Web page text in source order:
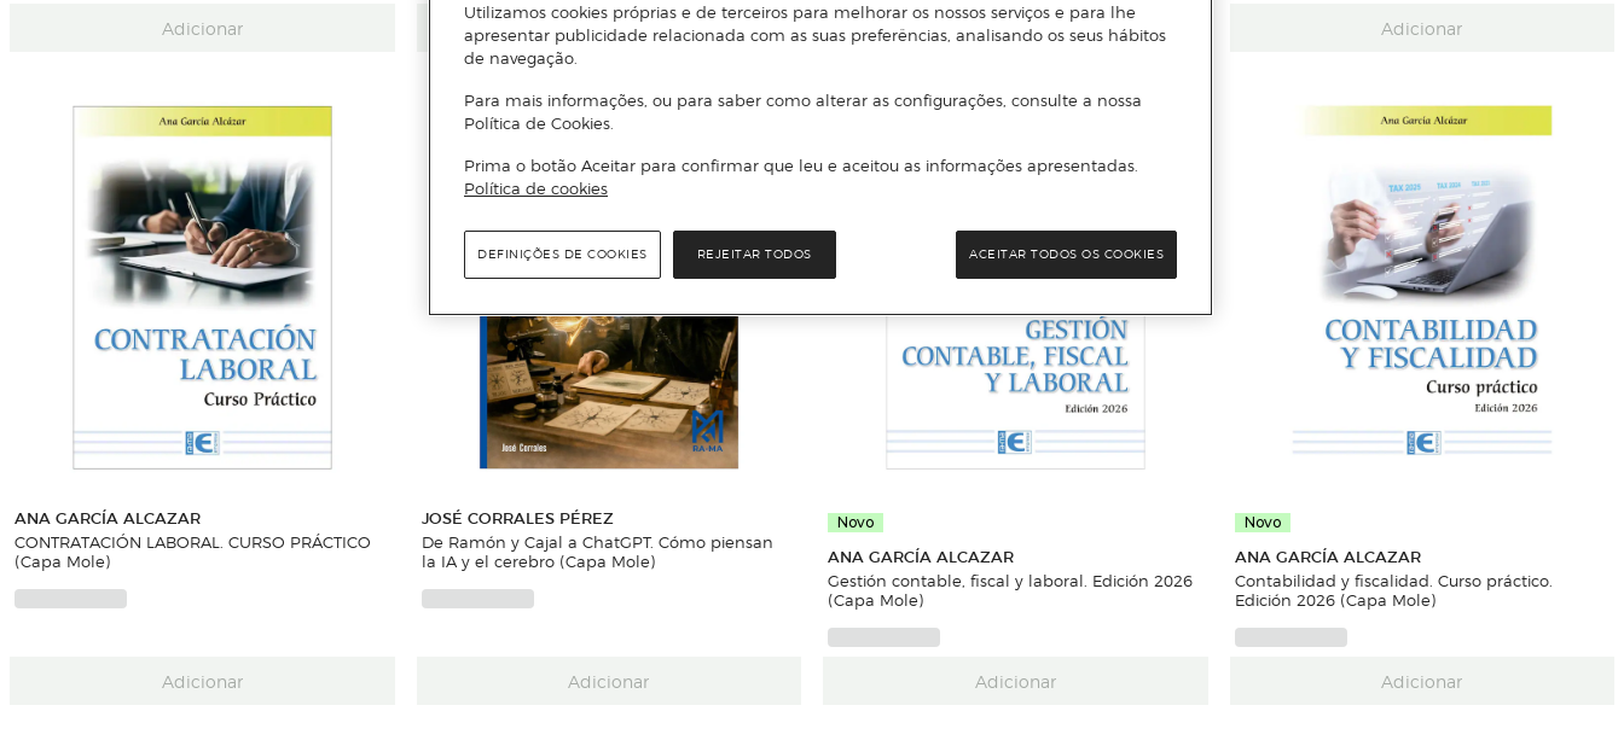
Adicionar Adicionar Adicionar Adicionar
ANA GARCÍA ALCAZAR
CONTRATACIÓN LABORAL. CURSO PRÁCTICO
(Capa Mole)
Adicionar
JOSÉ CORRALES PÉREZ
De Ramón y Cajal a ChatGPT. Cómo piensan
la IA y el cerebro (Capa Mole)
Adicionar
Novo
ANA GARCÍA ALCAZAR
Gestión contable, fiscal y laboral. Edición 2026
(Capa Mole)
Adicionar
Novo
ANA GARCÍA ALCAZAR
Contabilidad y fiscalidad. Curso práctico.
Edición 2026 (Capa Mole)
Adicionar
Utilizamos cookies próprias e de terceiros para melhorar os nossos serviços e para lhe
apresentar publicidade relacionada com as suas preferências, analisando os seus hábitos
de navegação.
Para mais informações, ou para saber como alterar as configurações, consulte a nossa
Política de Cookies.
Prima o botão Aceitar para confirmar que leu e aceitou as informações apresentadas.
Política de cookies
REJEITAR TODOS ACEITAR TODOS OS COOKIES
DEFINIÇÕES DE COOKIES